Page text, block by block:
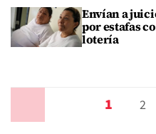
Envían a
por estafas
lotería
1 2